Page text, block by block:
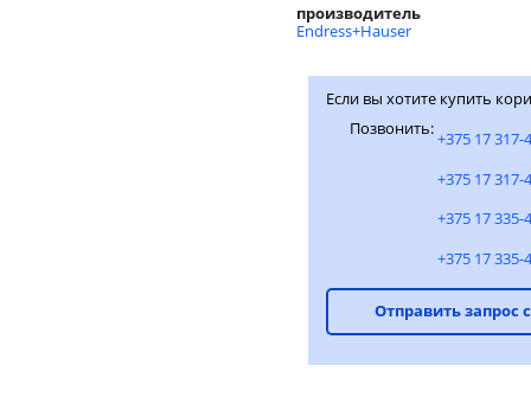
производитель
Endress+Hauser
Если вы хотите купить
Позвонить:
+375 17 317-
+375 17 317-
+375 17 335-
+375 17 335-
Отправить запрос